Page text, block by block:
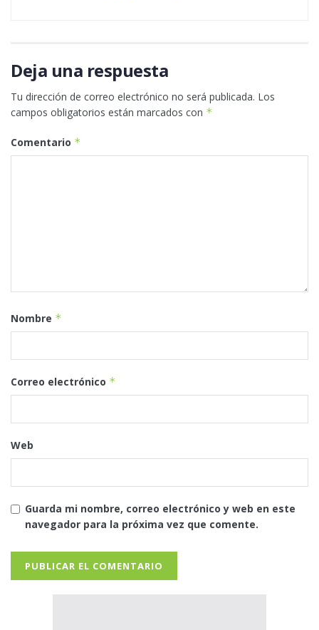
Deja una respuesta
Tu dirección de correo electrónico no será publicada. Los
campos obligatorios están marcados con *
Comentario *
Nombre *
Correo electrónico *
Web
Guarda mi nombre, correo electrónico y web en este
navegador para la próxima vez que comente.